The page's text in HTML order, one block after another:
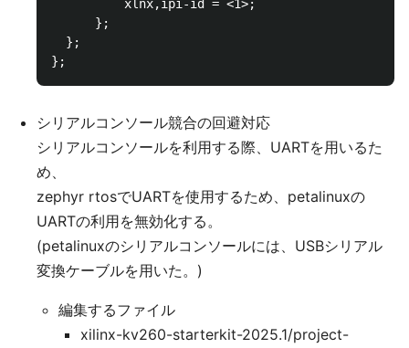
          xlnx,ipi-id = <1>;
      };
  };
シリアルコンソール競合の回避対応
シリアルコンソールを利用する際、UARTを用いるた
め、
zephyr rtosでUARTを使用するため、petalinuxの
UARTの利用を無効化する。
(petalinuxのシリアルコンソールには、USBシリアル
変換ケーブルを用いた。)
編集するファイル
xilinx-kv260-starterkit-2025.1/project-